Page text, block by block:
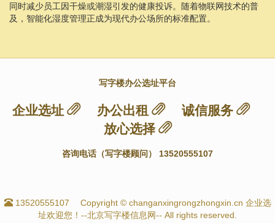
同时减少员工因干燥或潮湿引发的健康投诉。随着物联网技术的普
及，智能化湿度管理正成为现代办公场所的标准配置。
写字楼办公选址平台
企业选址 办公出租
诚信服务
放心选择
咨询电话（写字楼顾问） 13520555107
13520555107
Copyright © changanxingrongzhongxin.cn 企业选
址欢迎您！--北京写字楼信息网-- All rights reserved.